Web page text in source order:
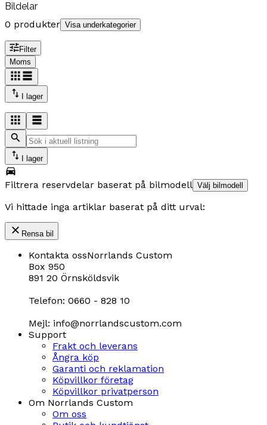
Bildelar
0 produkter Visa underkategorier
Filter
Moms
I lager
I lager
Filtrera reservdelar baserat på bilmodell Välj bilmodell
Vi hittade inga artiklar baserat på ditt urval:
Rensa bil
Kontakta ossNorrlands Custom
Box 950
891 20 Örnsköldsvik
Telefon: 0660 - 828 10
Mejl: info@norrlandscustom.com
Support
Frakt och leverans
Ångra köp
Garanti och reklamation
Köpvillkor företag
Köpvillkor privatperson
Om Norrlands Custom
Om oss